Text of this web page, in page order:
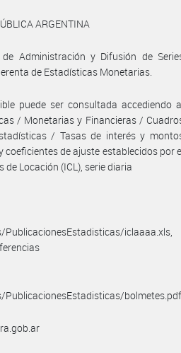
ARGENTINA
Administración y Difusión de
de Estadísticas Monetarias.
puede ser consultada accediendo
/ Monetarias y Financieras /
/ Tasas de interés y
coeficientes de ajuste establecidos por
Locación (ICL), serie diaria
iclaaaa.xls,